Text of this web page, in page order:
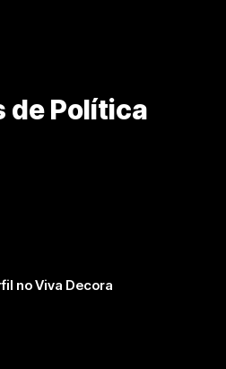
de Política
no Viva Decora